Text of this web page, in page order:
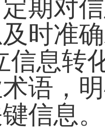
期对
时准
信息转
语，
信息。